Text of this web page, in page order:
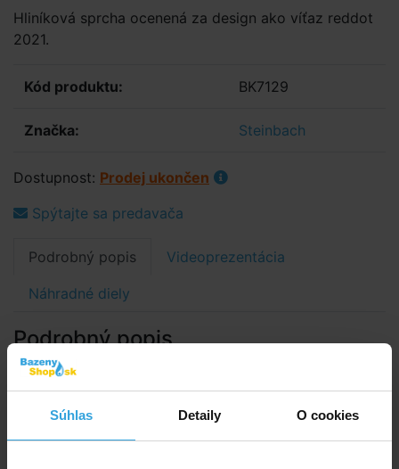
Súhlas Detaily O cookies
Hliníková sprcha ocenená za design ako víťaz reddot
2021.
Kód produktu: BK7129
Značka: Steinbach
Dostupnost: Prodej ukončen
Spýtajte sa predavača
Podrobný popis Videoprezentácia
Náhradné diely
Podrobný popis
Solárna sprcha Straight Line od Steinbachu je skvelou
symbiózou medzi funkčnosťou a dizajnom a ako taká
absolútna mierka medzi solárnymi sprchami!